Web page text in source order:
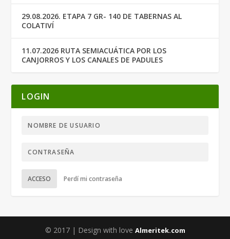
29.08.2026. ETAPA 7 GR- 140 DE TABERNAS AL
COLATIVÍ
11.07.2026 RUTA SEMIACUÁTICA POR LOS
CANJORROS Y LOS CANALES DE PADULES
LOGIN
ACCESO Perdí mi contraseña
© 2017 | Design with love Almeritek.com